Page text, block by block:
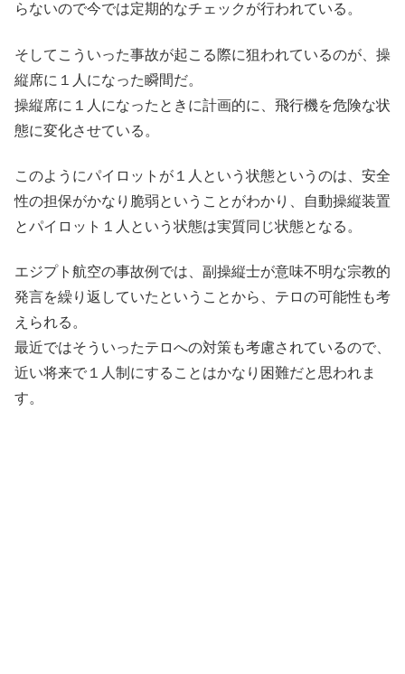
らないので今では定期的なチェックが行われている。
そしてこういった事故が起こる際に狙われているのが、操
縦席に１人になった瞬間だ。
操縦席に１人になったときに計画的に、飛行機を危険な状
態に変化させている。
このようにパイロットが１人という状態というのは、安全
性の担保がかなり脆弱ということがわかり、自動操縦装置
とパイロット１人という状態は実質同じ状態となる。
エジプト航空の事故例では、副操縦士が意味不明な宗教的
発言を繰り返していたということから、テロの可能性も考
えられる。
最近ではそういったテロへの対策も考慮されているので、
近い将来で１人制にすることはかなり困難だと思われま
す。